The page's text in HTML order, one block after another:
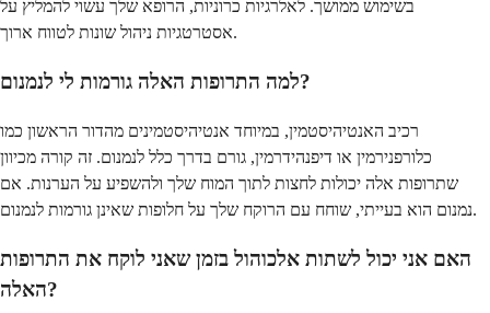
בשימוש ממושך. לאלרגיות כרוניות, הרופא שלך עשוי להמליץ על
אסטרטגיות ניהול שונות לטווח ארוך.
למה התרופות האלה גורמות לי לנמנום?
רכיב האנטיהיסטמין, במיוחד אנטיהיסטמינים מהדור הראשון כמו
כלורפנירמין או דיפנהידרמין, גורם בדרך כלל לנמנום. זה קורה מכיוון
שתרופות אלה יכולות לחצות לתוך המוח שלך ולהשפיע על הערנות. אם
נמנום הוא בעייתי, שוחח עם הרוקח שלך על חלופות שאינן גורמות לנמנום.
האם אני יכול לשתות אלכוהול בזמן שאני לוקח את התרופות
האלה?